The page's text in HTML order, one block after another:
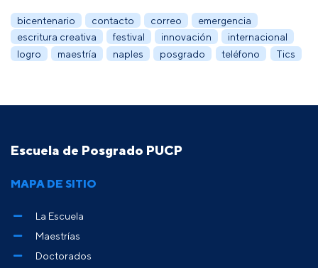
bicentenario contacto correo
emergencia
escritura creativa
festival innovación
internacional
logro
maestría naples posgrado teléfono Tics
Escuela de Posgrado PUCP
MAPA DE SITIO
La Escuela
Maestrías
Doctorados